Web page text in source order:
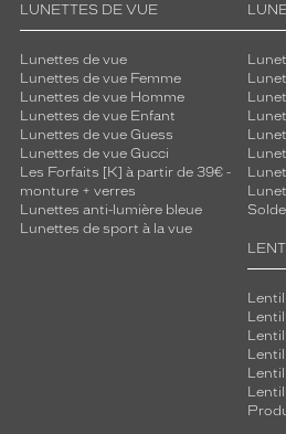
LUNETTES DE VUE
Lunettes de vue
Lunettes de vue Femme
Lunettes de vue Homme
Lunettes de vue Enfant
Lunettes de vue Guess
Lunettes de vue Gucci
Les Forfaits [K] à partir de 39€ -
monture + verres
Lunettes anti-lumière bleue
Lunettes de sport à la vue